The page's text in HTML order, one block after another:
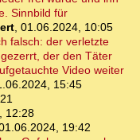
Sinnbild für
, 01.06.2024, 10:05
falsch: der verletzte
der den Täter
Video weiter
15:45
12:28
19:42